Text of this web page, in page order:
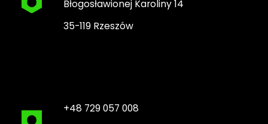
Błogosławionej Karoliny 14
35-119 Rzeszów
+48 729 057 008